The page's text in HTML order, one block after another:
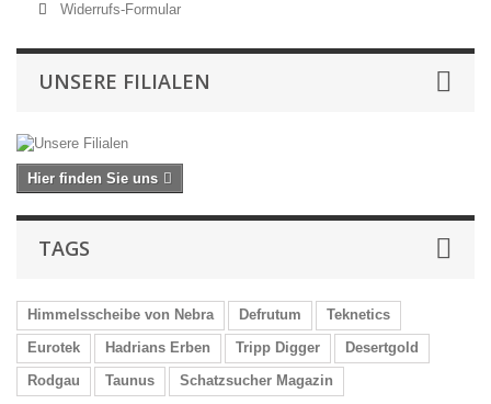
Widerrufs-Formular
UNSERE FILIALEN
Hier finden Sie uns
TAGS
Himmelsscheibe von Nebra Defrutum
Teknetics
Eurotek
Hadrians Erben Tripp Digger
Desertgold
Rodgau
Taunus Schatzsucher Magazin